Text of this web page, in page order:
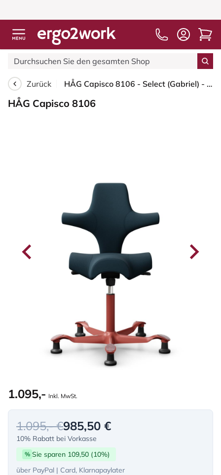
Zurück HÅG Capisco 8106 - Select (Gabriel) - Wolle / Polyamid - SC66194 - Blue - Blush Rose - 150mm (Sitzhöhe 40-55cm) - Bodengleiter
HÅG Capisco 8106
1.095,- Inkl. MwSt.
1.095,- €985,50 €
10% Rabatt bei Vorkasse
% Sie sparen 109,50 (10%)
über PayPal | Card, Klarnapaylater